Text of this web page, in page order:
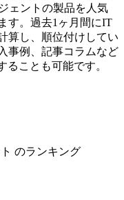
ントの製品を人気
。過去1ヶ月間にIT
し、順位付けしてい
例、記事コラムなど
ことも可能です。
のランキング